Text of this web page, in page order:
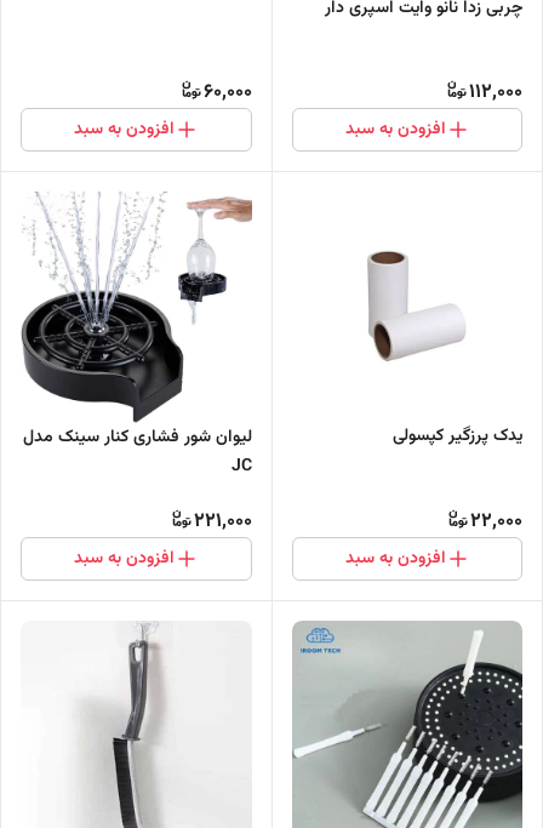
چربی زدا نانو وایت اسپری دار
112,000
افزودن به سبد
60,000
افزودن به سبد
یدک پرزگیر کپسولی
22,000
افزودن به سبد
لیوان شور فشاری کنار سینک مدل
JC
221,000
افزودن به سبد